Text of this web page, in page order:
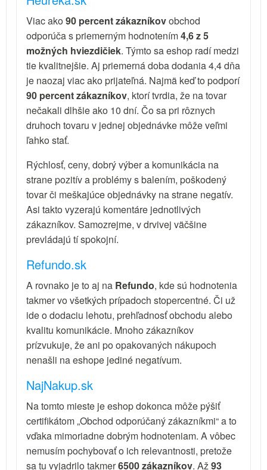
Viac ako 90 percent zákazníkovobchod
odporúča s priemerným hodnotením4,6 z 5
možných hviezdičiek. Týmto sa eshop radí medzi
tie kvalitnejšie. Aj priemerná doba dodania 4,4 dňa
je naozaj viac ako prijateľná. Najmä keď to podporí
90 percent zákazníkov, ktorí tvrdia, že na tovar
nečakali dlhšie ako 10 dní. Čo sa pri rôznych
druhoch tovaru v jednej objednávke môže veľmi
ľahko stať.
Rýchlosť, ceny, dobrý výber a komunikácia na
strane pozitív a problémy s balením, poškodený
tovar či meškajúce objednávky na strane negatív.
Asi takto vyzerajú komentáre jednotlivých
zákazníkov. Samozrejme, v drvivej väčšine
prevládajú tí spokojní.
Refundo.sk
A rovnako je to aj na Refundo, kde sú hodnotenia
takmer vo všetkých prípadoch stopercentné. Či už
ide o dodaciu lehotu, prehľadnosť obchodu alebo
kvalitu komunikácie. Mnoho zákazníkov
prízvukuje, že ani po opakovaných nákupoch
nenašli na eshope jediné negatívum.
NajNakup.sk
Na tomto mieste je eshop dokonca môže pýšiť
certifikátom „Obchod odporúčaný zákazníkmi“ a to
vďaka mimoriadne dobrým hodnoteniam. A vôbec
nemusím pochybovať o ich relevantnosti, pretože
sa tu vyjadrilo takmer6500 zákazníkov. Až93